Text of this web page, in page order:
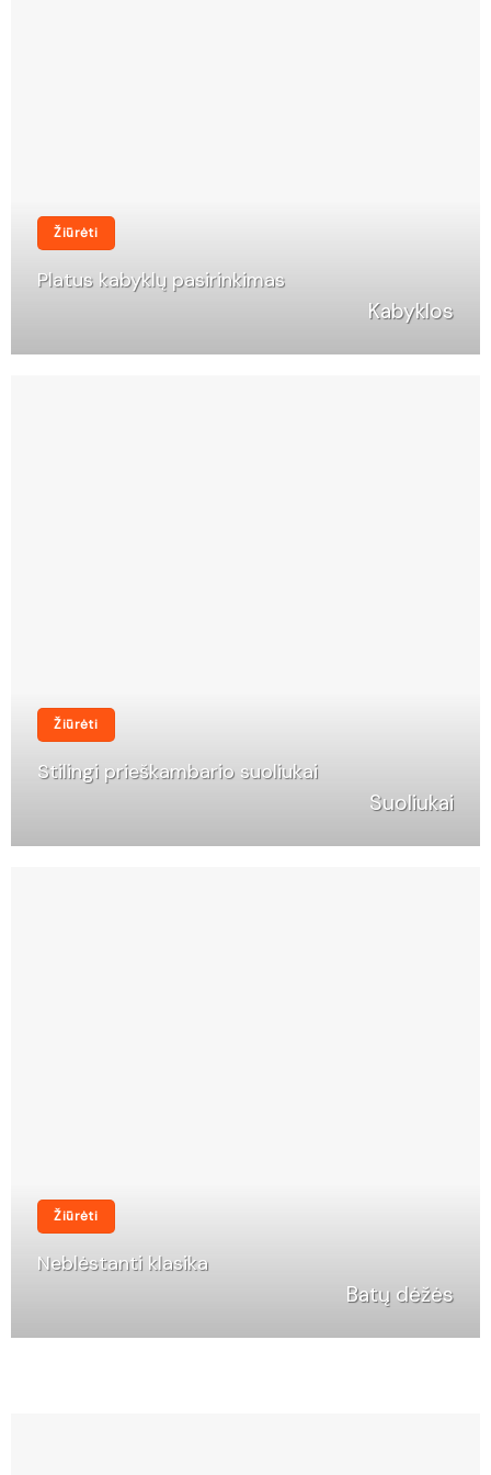
Žiūrėti
Platus kabyklų pasirinkimas
Kabyklos
Žiūrėti
Stilingi prieškambario suoliukai
Suoliukai
Žiūrėti
Neblėstanti klasika
Batų dėžės